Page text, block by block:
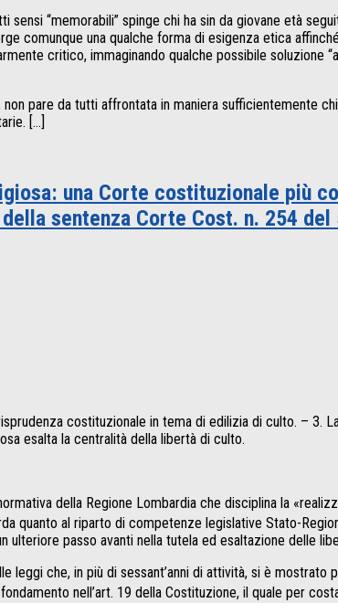
“memorabili” spinge chi ha sin da giovane età
comunque una qualche forma di esigenza etica
critico, immaginando qualche possibile
pare da tutti affrontata in maniera sufficientemente
[…]
una Corte costituzionale più
sentenza Corte Cost. n. 254
costituzionale in tema di edilizia di culto. – 3.
esalta la centralità della libertà di culto.
della Regione Lombardia che disciplina la
quanto al riparto di competenze legislative Stato-
passo avanti nella tutela ed esaltazione delle
leggi che, in più di sessant’anni di attività, si è
nell’art. 19 della Costituzione, il quale per